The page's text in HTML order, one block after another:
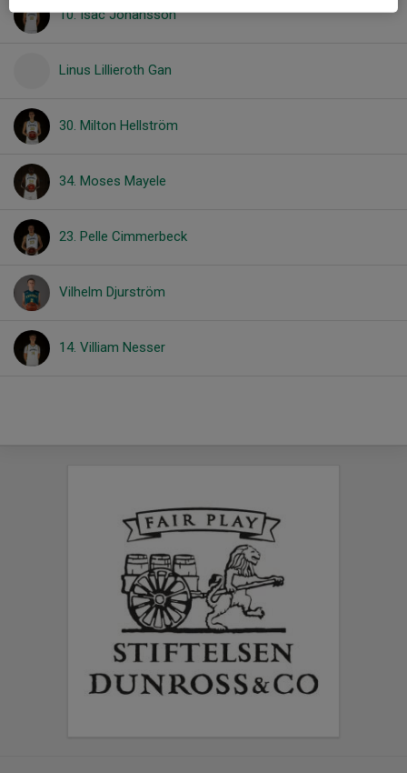
10. Isac Johansson
Linus Lillieroth Gan
30. Milton Hellström
34. Moses Mayele
23. Pelle Cimmerbeck
Vilhelm Djurström
14. Villiam Nesser